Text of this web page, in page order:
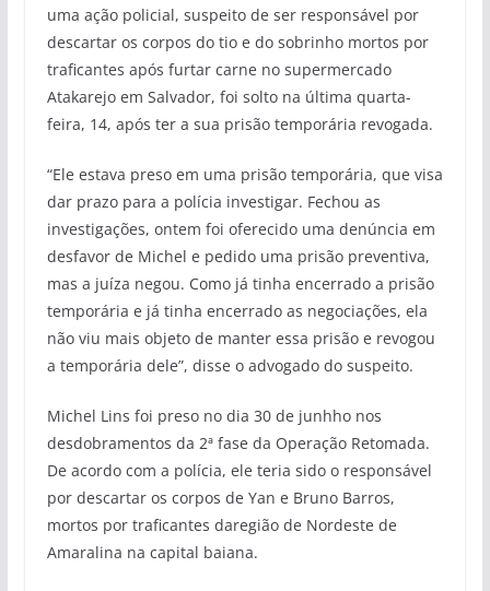
uma ação policial, suspeito de ser responsável por
descartar os corpos do tio e do sobrinho mortos por
traficantes após furtar carne no supermercado
Atakarejo em Salvador, foi solto na última quarta-
feira, 14, após ter a sua prisão temporária revogada.
“Ele estava preso em uma prisão temporária, que visa
dar prazo para a polícia investigar. Fechou as
investigações, ontem foi oferecido uma denúncia em
desfavor de Michel e pedido uma prisão preventiva,
mas a juíza negou. Como já tinha encerrado a prisão
temporária e já tinha encerrado as negociações, ela
não viu mais objeto de manter essa prisão e revogou
a temporária dele”, disse o advogado do suspeito.
Michel Lins foi preso no dia 30 de junhho nos
desdobramentos da 2ª fase da Operação Retomada.
De acordo com a polícia, ele teria sido o responsável
por descartar os corpos de Yan e Bruno Barros,
mortos por traficantes daregião de Nordeste de
Amaralina na capital baiana.